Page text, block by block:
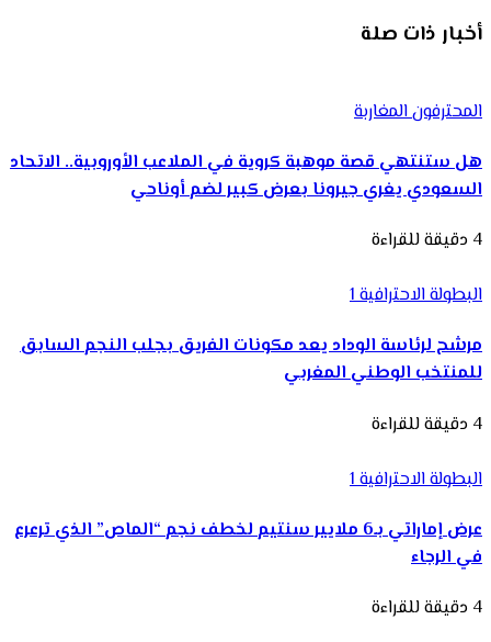
أخبار ذات صلة
المحترفون المغاربة
هل ستنتهي قصة موهبة كروية في الملاعب الأوروبية.. الاتحاد
السعودي يغري جيرونا بعرض كبير لضم أوناحي
4 دقيقة للقراءة
البطولة الاحترافية 1
مرشح لرئاسة الوداد يعد مكونات الفريق بجلب النجم السابق
للمنتخب الوطني المغربي
4 دقيقة للقراءة
البطولة الاحترافية 1
عرض إماراتي بـ6 ملايير سنتيم لخطف نجم “الماص” الذي ترعرع
في الرجاء
4 دقيقة للقراءة